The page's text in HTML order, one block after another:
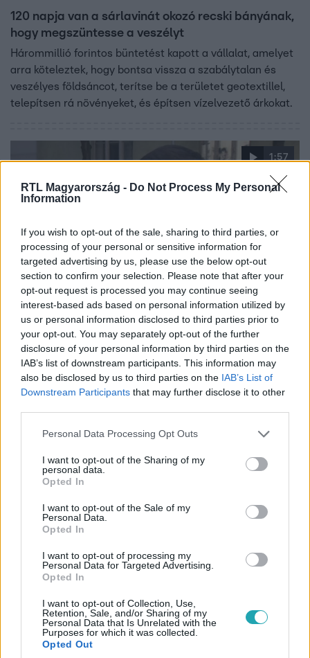
RTL Magyarország - Do Not Process My Personal
Information
If you wish to opt-out of the sale, sharing to third parties, or
processing of your personal or sensitive information for
targeted advertising by us, please use the below opt-out
section to confirm your selection. Please note that after your
opt-out request is processed you may continue seeing
interest-based ads based on personal information utilized by
us or personal information disclosed to third parties prior to
your opt-out. You may separately opt-out of the further
disclosure of your personal information by third parties on the
IAB’s list of downstream participants. This information may
also be disclosed by us to third parties on the IAB’s List of
Downstream Participants that may further disclose it to other
Please note that this website/app uses one or more Google
not limited to your visit or usage behaviour. You may click to
grant or deny consent to Google and its third-party tags to
use your data for below specified purposes in below Google
consent section.
Personal Data Processing Opt Outs
I want to opt-out of the Sharing of my
personal data.
Opted In
I want to opt-out of the Sale of my
Personal Data.
Opted In
I want to opt-out of processing my
Personal Data for Targeted Advertising.
Opted In
I want to opt-out of Collection, Use,
Retention, Sale, and/or Sharing of my
Personal Data that Is Unrelated with the
Purposes for which it was collected.
Opted Out
120 napja van a sárlavinát okozó recski bányának,
hogy megszüntesse a veszélyt
Hárommillió forintos büntetést kapott a vállalat, amelyet
arra köteleztek, hogy bontsa vissza a szabálytalan és
veszélyes földsáncot, terítse be a területet geotextillel,
telepítsen rá növényeket, és építsen vízelvezető árkokat.
1:57
Híradó
2023. október 18. 17:28
Tökéletes példája annak, miért tartják vissza az
uniós támogatásokat – így reagált Tordai Bence
arra, hogy a bíróság szerint is szabálytalanul
építkezett
társelnöke. Tordai Bence szerint a kormányoldal lejárató
baja nem volt a kormányhivatalnak, amíg el nem kezdte
Orbán Viktor családtagjainak vagyonosodását firtatni.